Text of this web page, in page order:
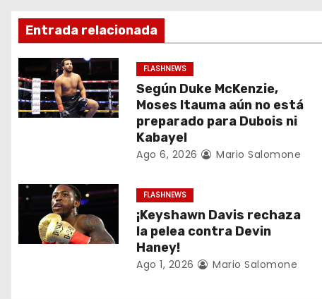
a
c
i
ó
e
Entrada relacionada
FLASHNEWS
Según Duke McKenzie,
Moses Itauma aún no está
preparado para Dubois ni
Kabayel
Ago 6, 2026 Mario Salomone
FLASHNEWS
¡Keyshawn Davis rechaza
la pelea contra Devin
Haney!
Ago 1, 2026 Mario Salomone